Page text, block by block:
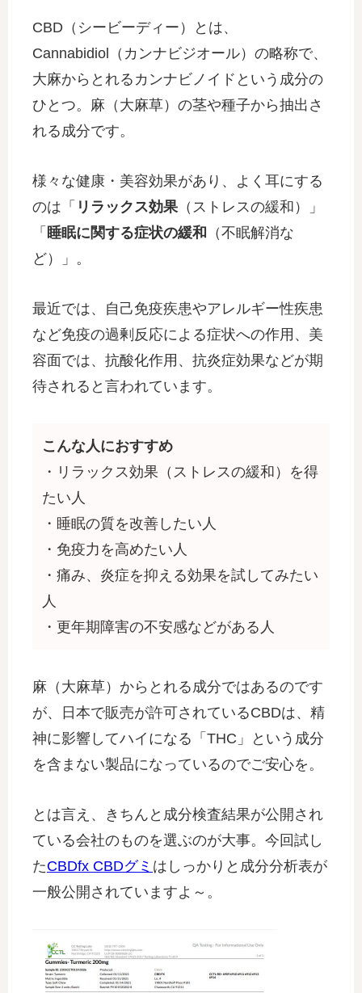
CBD（シービーディー）とは、
Cannabidiol（カンナビジオール）の略称で、
大麻からとれるカンナビノイドという成分の
ひとつ。麻（大麻草）の茎や種子から抽出さ
れる成分です。
様々な健康・美容効果があり、よく耳にする
のは「 リラックス効果（ストレスの緩和）」
「 睡眠に関する症状の緩和
（不眠解消な
ど）」。
最近では、自己免疫疾患やアレルギー性疾患
など免疫の過剰反応による症状への作用、美
容面では、抗酸化作用、抗炎症効果などが期
待されると言われています。
こんな人におすすめ
・リラックス効果（ストレスの緩和）を得
たい人
・睡眠の質を改善したい人
・免疫力を高めたい人
・痛み、炎症を抑える効果を試してみたい
人
・更年期障害の不安感などがある人
麻（大麻草）からとれる成分ではあるのです
が、日本で販売が許可されているCBDは、精
神に影響してハイになる「THC」という成分
を含まない製品になっているのでご安心を。
とは言え、きちんと成分検査結果が公開され
ている会社のものを選ぶのが大事。今回試し
たCBDfx CBDグミ はしっかりと成分分析表が
一般公開されていますよ～。